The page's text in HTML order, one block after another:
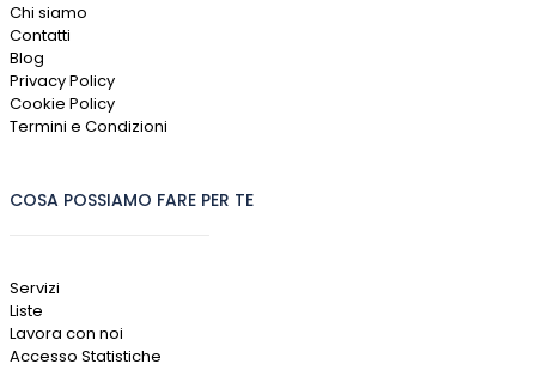
Chi siamo
Contatti
Blog
Privacy Policy
Cookie Policy
Termini e Condizioni
COSA POSSIAMO FARE PER TE
Servizi
Liste
Lavora con noi
Accesso Statistiche